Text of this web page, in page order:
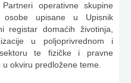
operativne skupine
upisane u Upisnik
registar domaćih životinja,
u poljoprivrednom i
sektoru te fizičke i pravne
okviru predložene teme.